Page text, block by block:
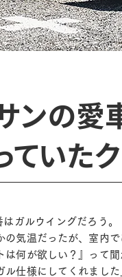
ンの愛
いた
ガルウイングだろう
気温だったが、室内
何が欲しい？』って聞
仕様にしてくれまし